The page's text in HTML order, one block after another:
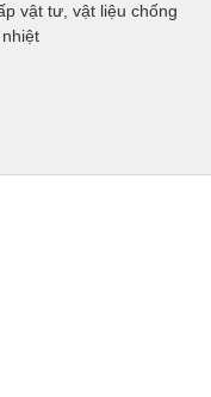
vật tư, vật liệu chống